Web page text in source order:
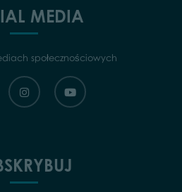
MEDIA
społecznościowych